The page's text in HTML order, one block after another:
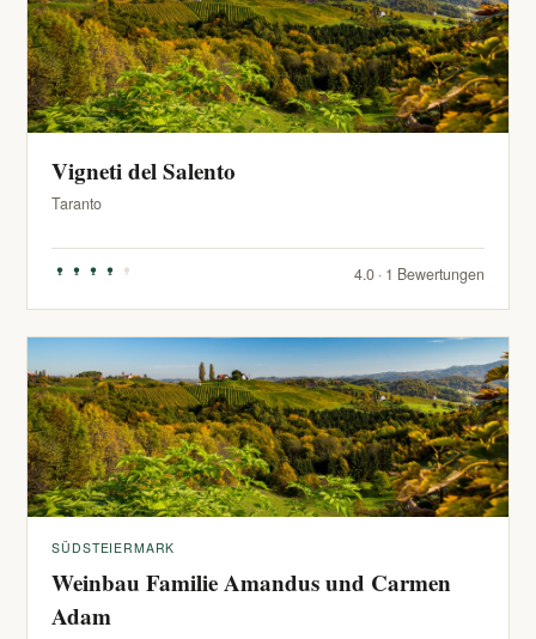
Vigneti del Salento
Taranto
4.0 · 1 Bewertungen
SÜDSTEIERMARK
Weinbau Familie Amandus und Carmen
Adam